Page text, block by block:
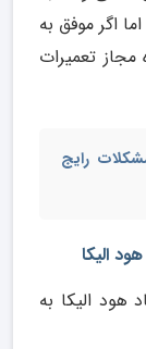
اگر موفق به
مجاز تعمیرات
رایج
الیکا
الیکا به